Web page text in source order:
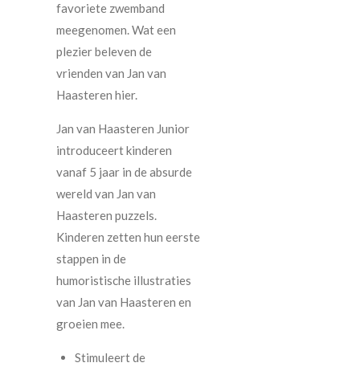
favoriete zwemband
meegenomen. Wat een
plezier beleven de
vrienden van Jan van
Haasteren hier.
Jan van Haasteren Junior
introduceert kinderen
vanaf 5 jaar in de absurde
wereld van Jan van
Haasteren puzzels.
Kinderen zetten hun eerste
stappen in de
humoristische illustraties
van Jan van Haasteren en
groeien mee.
Stimuleert de